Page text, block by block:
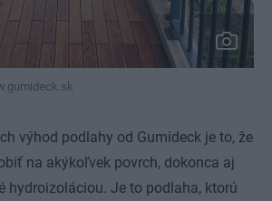
výhod podlahy od Gumideck je to, že
na akýkoľvek povrch, dokonca aj
hydroizoláciou. Je to podlaha, ktorú